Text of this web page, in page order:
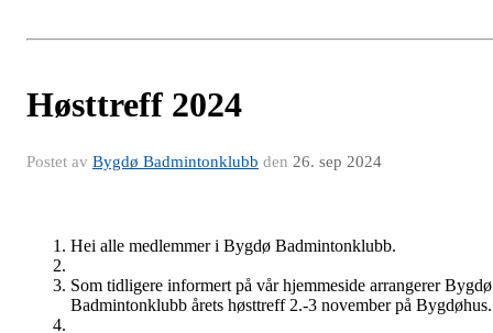
Høsttreff 2024
Postet av Bygdø Badmintonklubb den 26. sep 2024
Hei alle medlemmer i Bygdø Badmintonklubb.
Som tidligere informert på vår hjemmeside arrangerer Bygdø
Badmintonklubb årets høsttreff 2.-3 november på Bygdøhus.